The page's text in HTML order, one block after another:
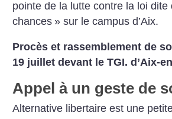
pointe de la lutte contre la loi dite
chances » sur le campus d’Aix.
Procès et rassemblement de
19 juillet devant le TGI. d’Aix-
Appel à un geste de
Alternative libertaire est une